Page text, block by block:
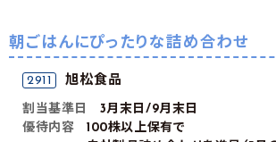
朝ごはんにぴったりな詰め合わせ
2911 旭松食品
割当基準日
3月末日/9月末日
優待内容
100株以上保有で